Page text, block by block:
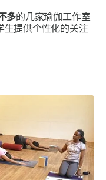
多的几家瑜伽工作室
生提供个性化的关注